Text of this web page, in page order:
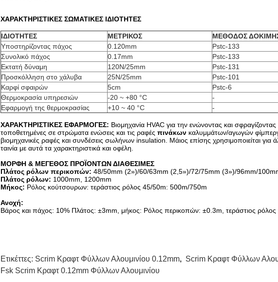
ΧΑΡΑΚΤΗΡΙΣΤΙΚΕΣ ΣΩΜΑΤΙΚΕΣ ΙΔΙΟΤΗΤΕΣ
ΙΔΙΟΤΗΤΕΣ ΜΕΤΡΙΚΟΣ
ΜΕΘΟΔΟΣ
Υποστηρίζοντας πάχος
0.120mm
Pstc-133
Συνολικό πάχος
0.17mm
Pstc-133
Εκτατή δύναμη
120N/25mm
Pstc-131
Προσκόλληση στο χάλυβα
25N/25mm
Pstc-101
Καρφί σφαιρών
5cm
Pstc-6
Θερμοκρασία υπηρεσιών
-20 ~ +80 °C
-
Εφαρμογή της θερμοκρασίας
+10 ~ 40 °C -
ΧΑΡΑΚΤΗΡΙΣΤΙΚΕΣ ΕΦΑΡΜΟΓΕΣ: Βιομηχανία HVAC για την ενώνοντας και
τοποθετημένες σε στρώματα ενώσεις και τις ραφές πινάκων καλυμμάτων/αγωγών
βιομηχανικές ραφές και συνδέσεις σωλήνων insulation. Μάιος επίσης χρησιμοποιείται για
ταινία με αυτά τα χαρακτηριστικά και οφέλη.
ΜΟΡΦΗ & ΜΕΓΕΘΟΣ ΠΡΟΪΟΝΤΩΝ ΔΙΑΘΕΣΙΜΕΣ
Πλάτος ρόλων περικοπών: 48/50mm (2»)/60/63mm (2,5»)/72/75mm (3»)/96mm/
Πλάτος ρόλων: 1000mm, 1200mm
Μήκος: Ρόλος κούτσουρων: τεράστιος ρόλος 45/50m: 500m/750m
Ανοχή:
Βάρος και πάχος: 10% Πλάτος: ±3mm, μήκος: Ρόλος περικοπών: ±0.3m, τεράστιος
Ετικέττες: Scrim Κραφτ Φύλλων Αλουμινίου 0.12mm, Scrim Κραφτ Φύλλων
Fsk Scrim Κραφτ 0.12mm Φύλλων Αλουμινίου